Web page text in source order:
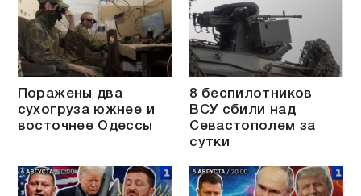
Поражены два
сухогруза южнее и
восточнее Одессы
8 беспилотников
ВСУ сбили над
Севастополем за
сутки